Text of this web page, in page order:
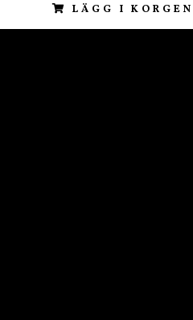
LÄGG I KORGEN